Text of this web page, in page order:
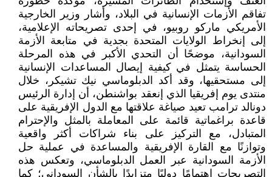
تفاقم الأزمات الإنسانية في البلاد، وأشار وزير الخارجية
الأمريكي ماركو روبيو، في إحدى تصريحاته الإعلامية،
إلى إنخراط الولايات المتحدة بجدية في متابعة الأزمة
السودانية، موضحًا أن التحدي الأكبر في هذه المرحلة
الحساسة يتمثل في كيفية إيصال المساعدات الإنسانية
إلى مستحقيها، وقد أكد الدبلوماسي نيك تشيكر، خلال
منتدى يوم إفريقيا الذي إنعقد بواشنطن، أن إدارة الرئيس
دونالد ترامب تعيد صياغة علاقتها مع الدول الإفريقية على
قاعدة براغماتية قائمة على المعاملة بالمثل والإحترام
المتبادل، مع التركيز على بناء شراكات أكثر واقعية
وتوازنًا مع القارة الإفريقية والمساعدة في عملية حل
الأزمة السودانية عبر العمل الدبلوماسي، وتعكس هذه
التصريحات إهتمامًا دوليًا متزايدًا بالشأن السوداني؛ كما